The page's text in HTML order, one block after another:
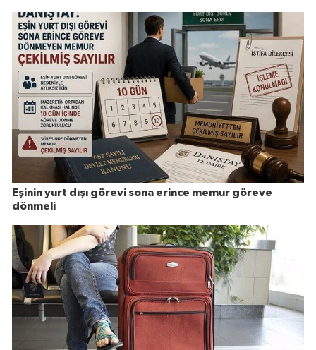
Eşinin yurt dışı görevi sona erince memur göreve
dönmeli